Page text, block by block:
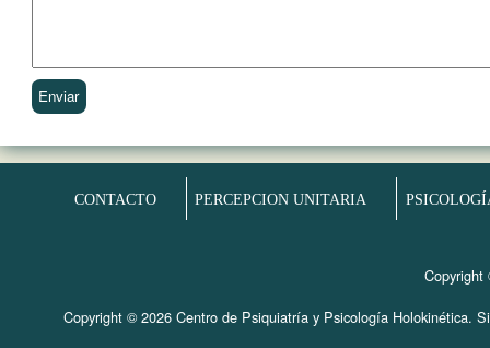
CONTACTO PERCEPCION UNITARIA
Copyright
Copyright © 2026 Centro de Psiquiatría y Psicología Holokinética.